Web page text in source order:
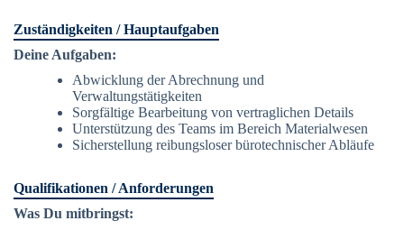
Zuständigkeiten / Hauptaufgaben
Deine Aufgaben:
Abwicklung der Abrechnung und
Verwaltungstätigkeiten
Sorgfältige Bearbeitung von vertraglichen Details
Unterstützung des Teams im Bereich Materialwesen
Sicherstellung reibungsloser bürotechnischer Abläufe
Qualifikationen / Anforderungen
Was Du mitbringst: